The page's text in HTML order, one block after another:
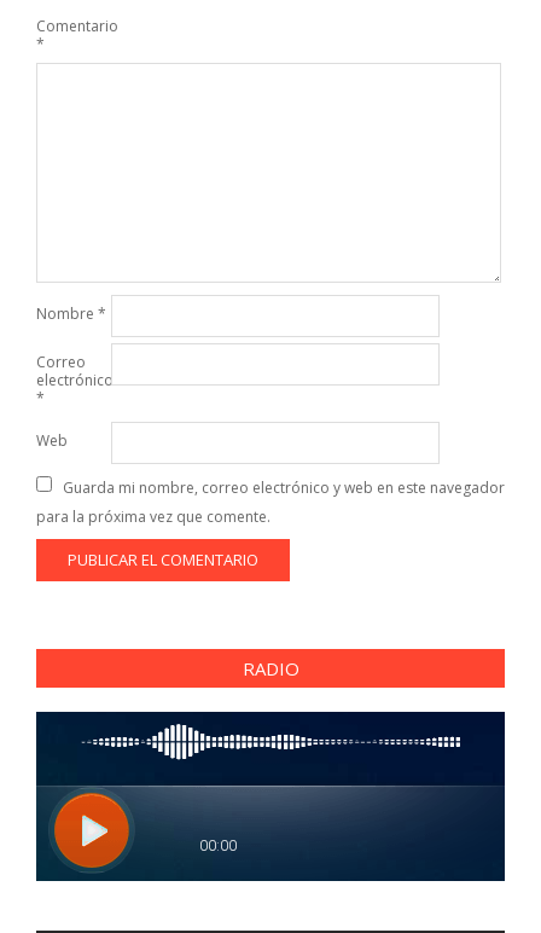
Comentario
*
Nombre *
Correo
electrónico
*
Web
Guarda mi nombre, correo electrónico y web en este navegador
para la próxima vez que comente.
RADIO